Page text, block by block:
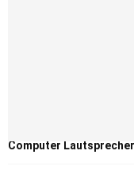
Computer